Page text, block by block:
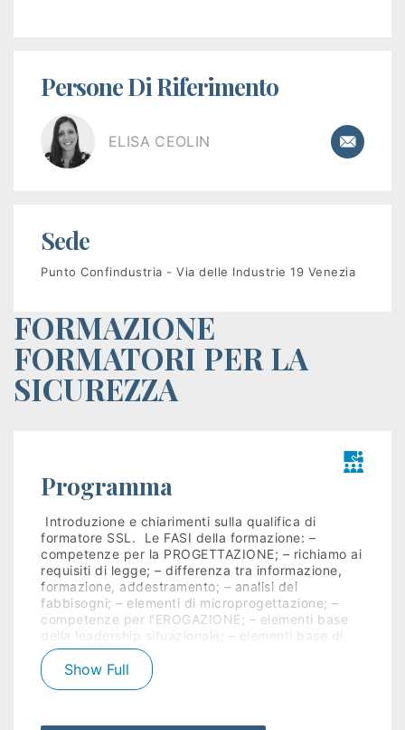
PR
VENETO
FSE+
2027
Corsi
pagamento
Istituzioni
Percorsi
ITS
Learning
Kit
Persone Di Riferimento
ELISA CEOLIN
Sede
Punto Confindustria - Via delle Industrie 19 Venezia
FORMAZIONE
FORMATORI PER LA
SICUREZZA
Show Full
Programma
 Introduzione e chiarimenti sulla qualifica di
formatore SSL.  Le FASI della formazione: –
competenze per la PROGETTAZIONE; – richiamo ai
requisiti di legge; – differenza tra informazione,
formazione, addestramento; – analisi dei
fabbisogni; – elementi di microprogettazione; –
competenze per l’EROGAZIONE; – elementi base
della leadership situazionale; – elementi base di
gestione del…
Leggi tutto